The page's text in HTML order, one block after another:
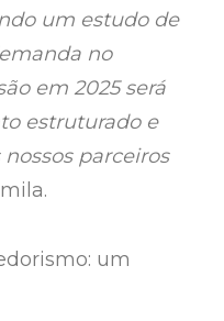
um estudo de
no
em 2025 será
estruturado e
parceiros
um